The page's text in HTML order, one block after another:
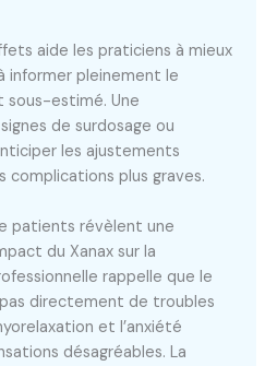
aide les praticiens à mieux
informer pleinement le
estimé. Une
de surdosage ou
les ajustements
complications plus graves.
patients révèlent une
du Xanax sur la
rappelle que le
directement de troubles
et l’anxiété
désagréables. La